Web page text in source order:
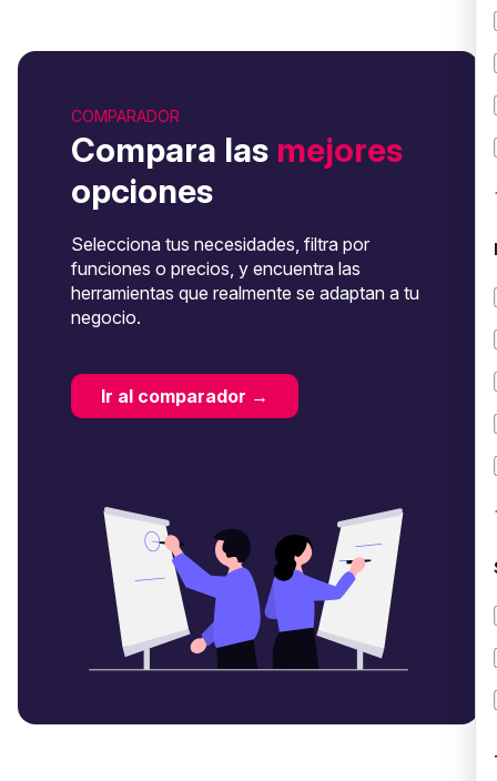
COMPARADOR
Compara las mejores
opciones
Selecciona tus necesidades, filtra por
funciones o precios, y encuentra las
herramientas que realmente se adaptan a tu
negocio.
Ir al comparador →